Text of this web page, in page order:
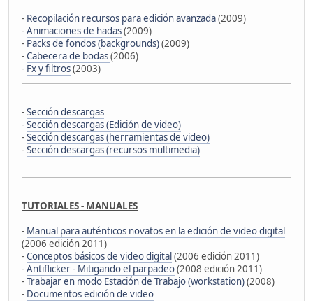
- Recopilación recursos para edición avanzada(2009)
-Animaciones de hadas(2009)
- Packs de fondos (backgrounds)(2009)
-Cabecera de bodas(2006)
- Fx y filtros(2003)
-Sección descargas
-Sección descargas (Edición de video)
-Sección descargas (herramientas de video)
-Sección descargas (recursos multimedia)
TUTORIALES - MANUALES
- Manual para auténticos novatos en la edición de video digital
(2006 edición 2011)
-Conceptos básicos de video digital(2006 edición 2011)
-Antiflicker - Mitigando el parpadeo(2008 edición 2011)
-Trabajar en modo Estación de Trabajo (workstation)(2008)
- Documentos edición de video